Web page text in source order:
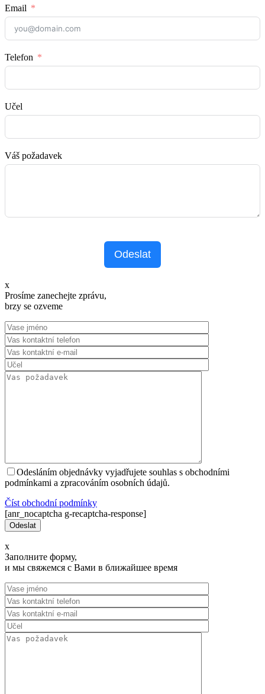
Email
Telefon
Učel
Váš požadavek
Odeslat
x
Prosíme zanechejte zprávu,
brzy se ozveme
Odesláním objednávky vyjadřujete souhlas s obchodními
podmínkami a zpracováním osobních údajů.
Číst оbchodní podmínky
[anr_nocaptcha g-recaptcha-response]
x
Заполните форму,
и мы свяжемся с Вами в ближайшее время